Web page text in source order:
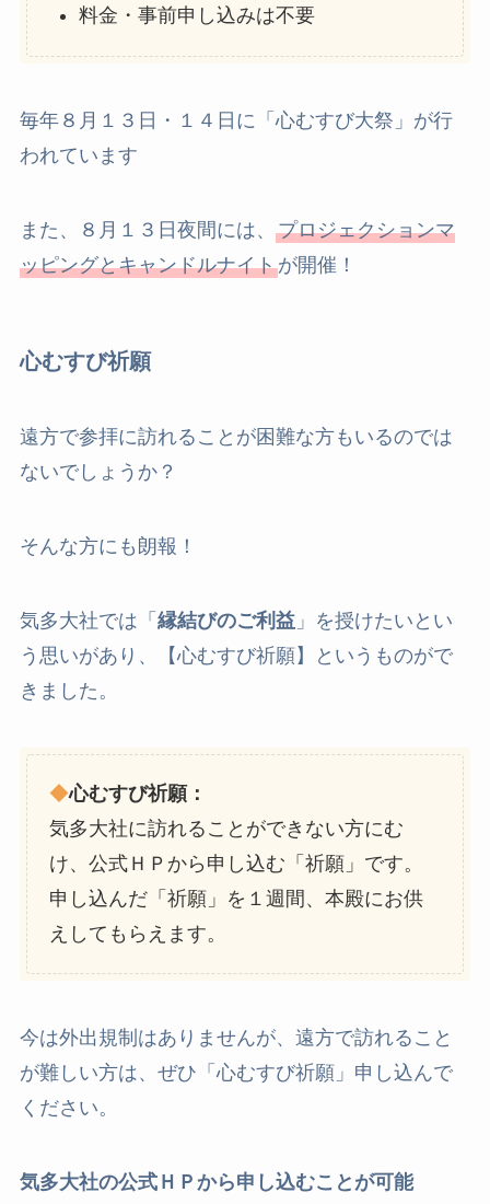
料金・事前申し込みは不要
毎年８月１３日・１４日に「心むすび大祭」が行
われています
また、８月１３日夜間には、 プロジェクションマ
ッピングとキャンドルナイトが開催！
心むすび祈願
遠方で参拝に訪れることが困難な方もいるのでは
ないでしょうか？
そんな方にも朗報！
気多大社では「 縁結びのご利益」を授けたいとい
う思いがあり、【心むすび祈願】というものがで
きました。
◆心むすび祈願：
気多大社に訪れることができない方にむ
け、公式ＨＰから申し込む「祈願」です。
申し込んだ「祈願」を１週間、本殿にお供
えしてもらえます。
今は外出規制はありませんが、遠方で訪れること
が難しい方は、ぜひ「心むすび祈願」申し込んで
ください。
気多大社の公式ＨＰから申し込むことが可能